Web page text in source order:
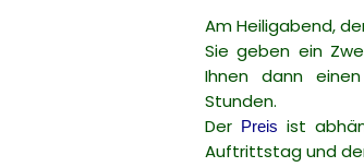
Am Heiligabend,
Sie geben ein
Ihnen dann
Stunden.
Der Preis ist
Auftrittstag und